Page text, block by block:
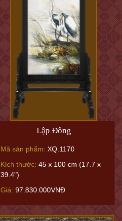
Lập Đông
Mã sản phẩm: XQ.1170
Kích thước: 45 x 100 cm (17.7 x
39.4")
Giá: 97.830.000VNĐ